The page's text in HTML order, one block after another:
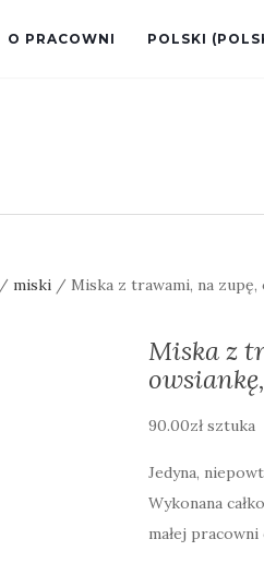
O PRACOWNI POLSKI (
/ miski / Miska z trawami, na zupę,
Miska z
90.00zł sztuka
Jedyna,
Wykonana
małej